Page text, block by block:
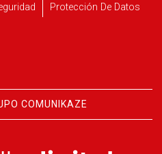
Protección De Datos
COMUNIKAZE